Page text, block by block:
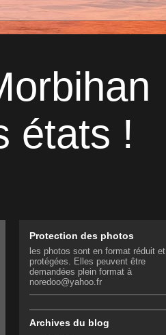
états !
Protection des photos
les photos sont en format réduit et
protégées. Elles peuvent être
demandées plein format à
noredoo@yahoo.fr
Archives du blog